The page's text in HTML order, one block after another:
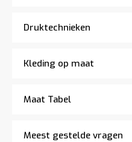
Druktechnieken
Kleding op maat
Maat Tabel
Meest gestelde vragen